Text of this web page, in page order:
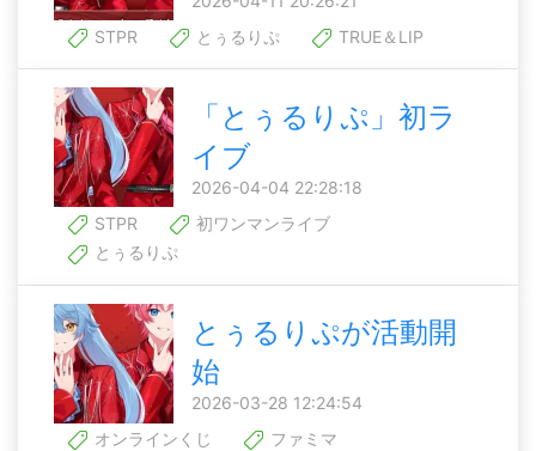
STPR
とぅるりぷ TRUE＆LIP
「とぅるりぷ」初ラ
イブ
2026-04-04 22:28:18
STPR
初ワンマンライブ
とぅるりぷ
とぅるりぷが活動開
始
2026-03-28 12:24:54
オンラインくじ
ファミマ